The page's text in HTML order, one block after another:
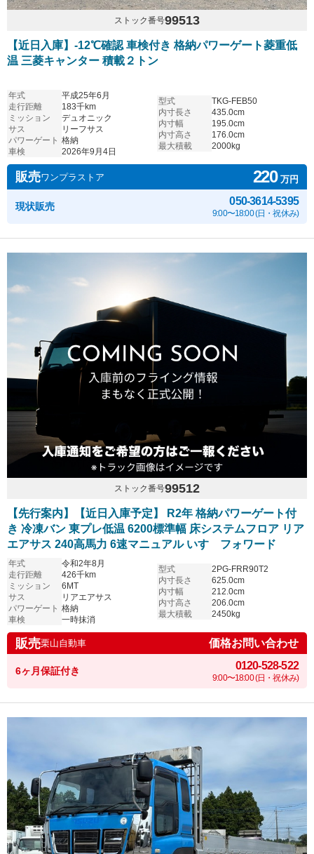
ストック番号99513
【近日入庫】-12℃確認 車検付き 格納パワーゲート菱重低
温 三菱キャンター 積載２トン
年式
平成25年6月
走行距離
183千km
ミッション
デュオニック
サス
リーフサス
パワーゲート 格納
車検
2026年9月4日
型式
TKG-FEB50
内寸長さ
435.0cm
内寸幅
195.0cm
内寸高さ
176.0cm
最大積載
2000kg
販売ワンプラストア 220万円
現状販売 050-3614-5395
9:00〜18:00 (日・祝休み)
ストック番号99512
【先行案内】【近日入庫予定】 R2年 格納パワーゲート付
き 冷凍バン 東プレ低温 6200標準幅 床システムフロア リア
エアサス 240高馬力 6速マニュアル いすゞフォワード
年式
令和2年8月
走行距離
426千km
ミッション
6MT
サス
リアエアサス
パワーゲート 格納
車検
一時抹消
型式
2PG-FRR90T2
内寸長さ
625.0cm
内寸幅
212.0cm
内寸高さ
206.0cm
最大積載
2450kg
販売栗山自動車 価格お問い合わせ
6ヶ月保証付き 0120-528-522
9:00〜18:00 (日・祝休み)